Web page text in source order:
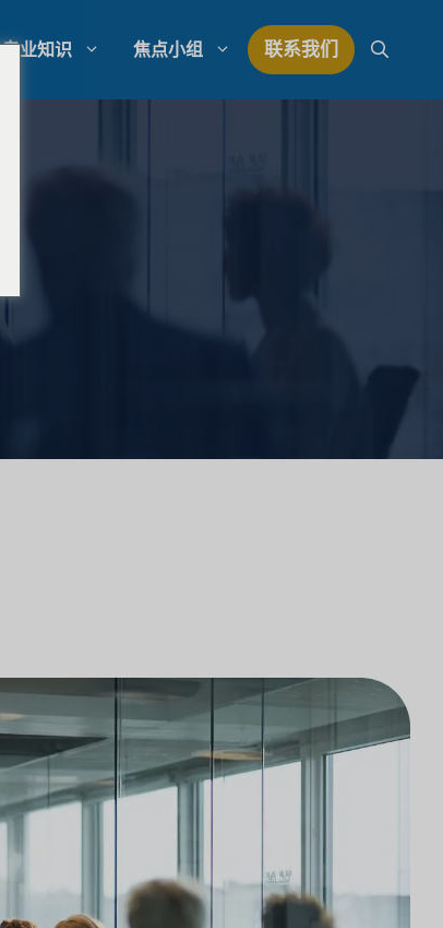
律师事务所发展战略
专业知识 焦点小组 联系我们